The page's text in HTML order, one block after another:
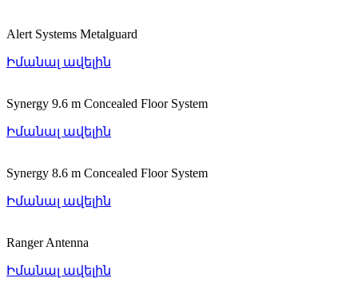
Alert Systems Metalguard
Իմանալ ավելին
Synergy 9.6 m Concealed Floor System
Իմանալ ավելին
Synergy 8.6 m Concealed Floor System
Իմանալ ավելին
Ranger Antenna
Իմանալ ավելին